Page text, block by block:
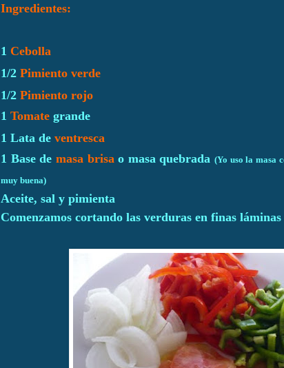
Ingredientes:
1 Cebolla
1/2 Pimiento verde
1/2 Pimiento rojo
1 Tomate grande
1 Lata de ventresca
1 Base de masa brisa o masa quebrada (Yo uso la masa
muy buena)
Aceite, sal y pimienta
Comenzamos cortando las verduras en finas láminas